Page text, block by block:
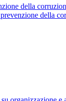
della
della